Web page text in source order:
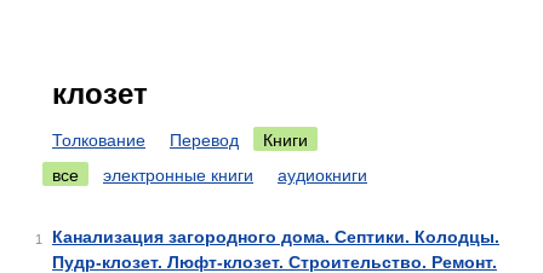
клозет
Толкование Перевод
Книги
все
электронные книги аудиокниги
1
Канализация загородного дома. Септики. Колодцы.
Пудр-клозет. Люфт-клозет. Строительство. Ремонт.